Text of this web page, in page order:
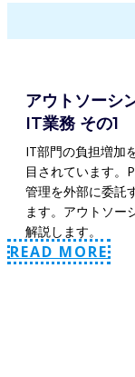
アウトソーシ
IT業務 その1
IT部門の負担増加
目されています。
管理を外部に委託
ます。アウトソー
解説します。
READ MORE